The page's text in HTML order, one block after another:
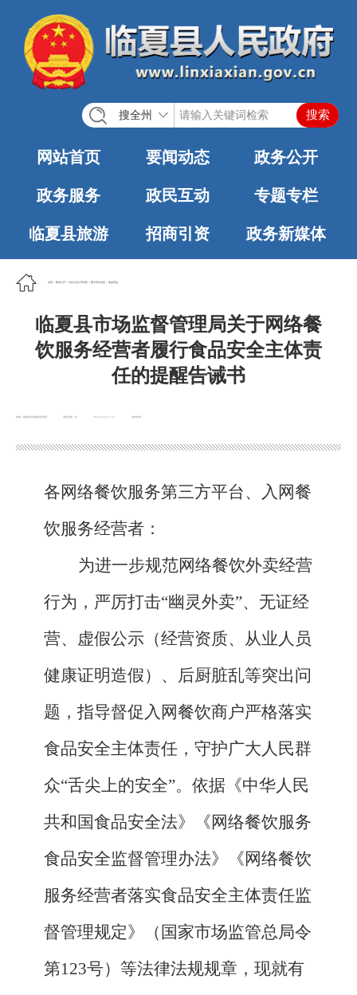
搜全州
网站首页 要闻动态 政务公开
政务服务 政民互动 专题专栏
临夏县旅游 招商引资 政务新媒体
首页 政务公开 法定主动公开内容 重大民生信息 食品药品
临夏县市场监督管理局关于网络餐
饮服务经营者履行食品安全主体责
任的提醒告诫书
来源：临夏县市场监督管理局 浏览次数： 发布时间：
2026-03-26 17:11
各网络餐饮服务第三方平台、入网餐
饮服务经营者：
为进一步规范网络餐饮外卖经营
行为，严厉打击“幽灵外卖”、无证经
营、虚假公示（经营资质、从业人员
健康证明造假）、后厨脏乱等突出问
题，指导督促入网餐饮商户严格落实
食品安全主体责任，守护广大人民群
众“舌尖上的安全”。依据《中华人民
共和国食品安全法》《网络餐饮服务
食品安全监督管理办法》《网络餐饮
服务经营者落实食品安全主体责任监
督管理规定》（国家市场监管总局令
第123号）等法律法规规章，现就有